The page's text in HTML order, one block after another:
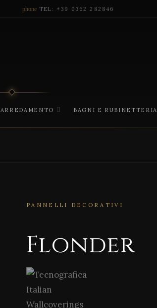
phone TEL: +39 0362 282846
ARREDAMENTO BAGNI E RUBINETTERIA
PANNELLI DECORATIVI
Flonder